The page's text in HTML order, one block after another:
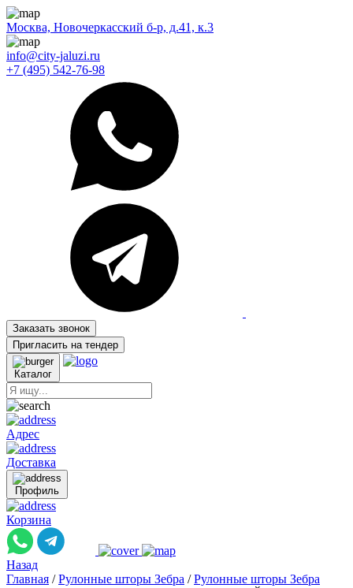
Москва, Новочеркасский б-р, д.41, к.3
info@city-jaluzi.ru
+7 (495) 542-76-98
Заказать звонок
Пригласить на тендер
Каталог
Адрес
Доставка
Профиль
Корзина
Назад
Главная / Рулонные шторы Зебра / Рулонные шторы Зебра